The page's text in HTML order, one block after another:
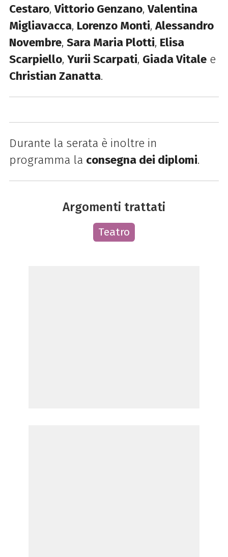
Cestaro,Vittorio Genzano,Valentina
Migliavacca, Lorenzo Monti,Alessandro
Novembre, Sara Maria Plotti, Elisa
Scarpiello, Yurii Scarpati, Giada Vitalee
Christian Zanatta.
Durante la serata è inoltre in
programma la consegna dei diplomi.
Argomenti trattati
Teatro